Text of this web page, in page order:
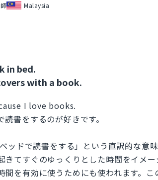
Malaysia
in bed.
with a book.
I love books.
書をするのが好きです。
ッドで読書をする」という直訳的な意
きてすぐのゆっくりとした時間をイメ
間を有効に使うためにも使われます。